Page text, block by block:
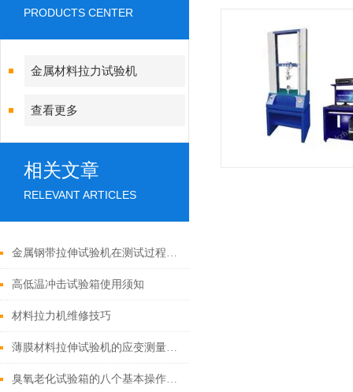
PRODUCTS CENTER
金属材料拉力试验机
查看更多
相关文章
RELEVANT ARTICLES
金属钢带拉伸试验机在测试过程中需要注意哪些安全事项？
高低温冲击试验箱使用须知
材料拉力机维修技巧
薄膜材料拉伸试验机的应变测量配件有哪些？
臭氧老化试验箱的八个基本操作步骤